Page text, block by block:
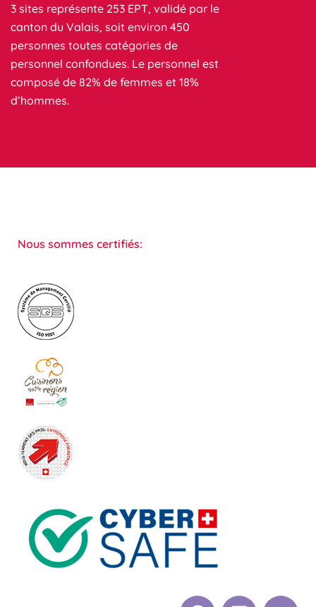
3 sites représente 253 EPT, validé par le
canton du Valais, soit environ 450
personnes toutes catégories de
personnel confondues. Le personnel est
composé de 82% de femmes et 18%
d’hommes.
Nous sommes certifiés: